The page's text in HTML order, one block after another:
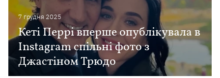
7 грудня 2025
Кеті Перрі вперше опублікувала в
Instagram спільні фото з
Джастіном Трюдо